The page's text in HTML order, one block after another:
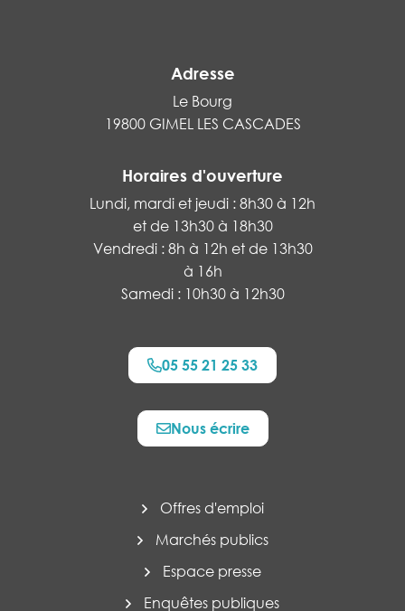
Adresse
Le Bourg
19800 GIMEL LES CASCADES
Horaires d'ouverture
Lundi, mardi et jeudi : 8h30 à 12h
et de 13h30 à 18h30
Vendredi : 8h à 12h et de 13h30
à 16h
Samedi : 10h30 à 12h30
05 55 21 25 33
Nous écrire
Offres d'emploi
Marchés publics
Espace presse
Enquêtes publiques